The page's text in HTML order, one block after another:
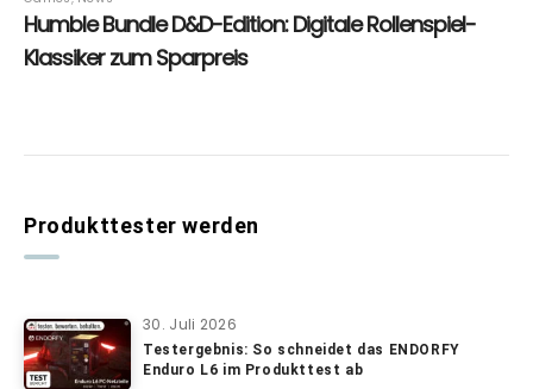
Produkttester werden
30. Juli 2026
Testergebnis: So schneidet das ENDORFY
Enduro L6 im Produkttest ab